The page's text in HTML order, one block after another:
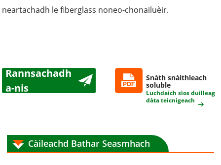
neartachadh le fiberglass noneo-chonailuèir.
Rannsachadh
a-nis
Snàth snàithleach
soluble
Luchdaich sìos duilleag
dàta teicnigeach
Càileachd Bathar Seasmhach